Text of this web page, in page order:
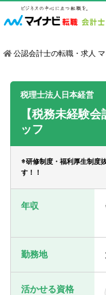
公認会計士の転職・求人
税理士法人日本経営
【税務未経験
ッフ
※研修制度・福利厚生制度
す！！
年収
勤務地
活かせる資格